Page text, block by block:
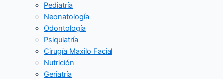
Pediatría
Neonatología
Odontología
Psiquiatría
Cirugía Maxilo Facial
Nutrición
Geriatría